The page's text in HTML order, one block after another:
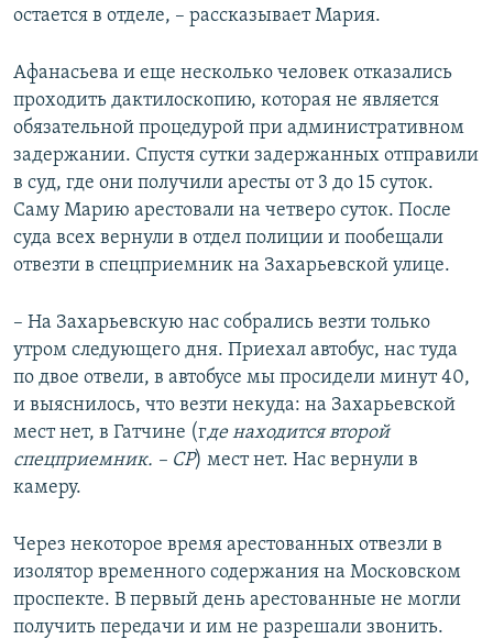
остается в отделе, – рассказывает Мария.
Афанасьева и еще несколько человек отказались
проходить дактилоскопию, которая не является
обязательной процедурой при административном
задержании. Спустя сутки задержанных отправили
в суд, где они получили аресты от 3 до 15 суток.
Саму Марию арестовали на четверо суток. После
суда всех вернули в отдел полиции и пообещали
отвезти в спецприемник на Захарьевской улице.
– На Захарьевскую нас собрались везти только
утром следующего дня. Приехал автобус, нас туда
по двое отвели, в автобусе мы просидели минут 40,
и выяснилось, что везти некуда: на Захарьевской
мест нет, в Гатчине (где находится второй
спецприемник. – СР) мест нет. Нас вернули в
камеру.
Через некоторое время арестованных отвезли в
изолятор временного содержания на Московском
проспекте. В первый день арестованные не могли
получить передачи и им не разрешали звонить.